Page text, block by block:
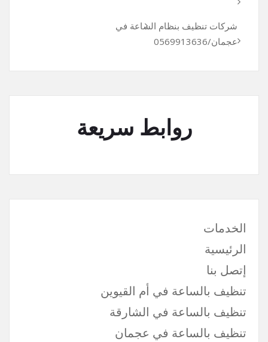
شركات تنظيف بنظام الساعة في
عجمان/0569913636
روابط سريعة
الخدمات
الرئيسية
إتصل بنا
تنظيف بالساعة في أم القيوين
تنظيف بالساعة في الشارقة
تنظيف بالساعة في عجمان